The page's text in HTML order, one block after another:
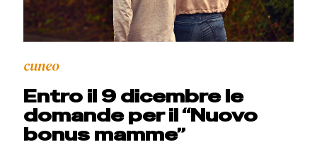
cuneo
Entro il 9 dicembre le
domande per il “Nuovo
bonus mamme”